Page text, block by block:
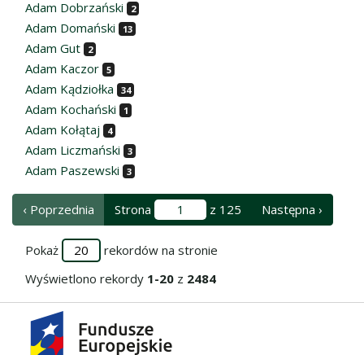
Adam Dobrzański 2
Adam Domański 13
Adam Gut 2
Adam Kaczor 5
Adam Kądziołka 34
Adam Kochański 1
Adam Kołątaj 4
Adam Liczmański 3
Adam Paszewski 3
‹ Poprzednia Strona z 125 Następna ›
Pokaż
rekordów na stronie
Wyświetlono rekordy 1-20 z 2484